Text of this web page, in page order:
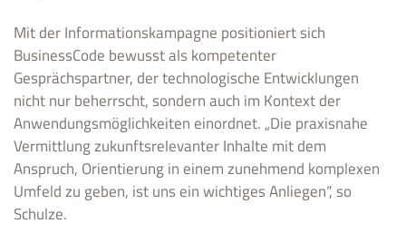
Mit der Informationskampagne positioniert sich
BusinessCode bewusst als kompetenter
Gesprächspartner, der technologische Entwicklungen
nicht nur beherrscht, sondern auch im Kontext der
Anwendungsmöglichkeiten einordnet. „Die praxisnahe
Vermittlung zukunftsrelevanter Inhalte mit dem
Anspruch, Orientierung in einem zunehmend komplexen
Umfeld zu geben, ist uns ein wichtiges Anliegen“, so
Schulze.